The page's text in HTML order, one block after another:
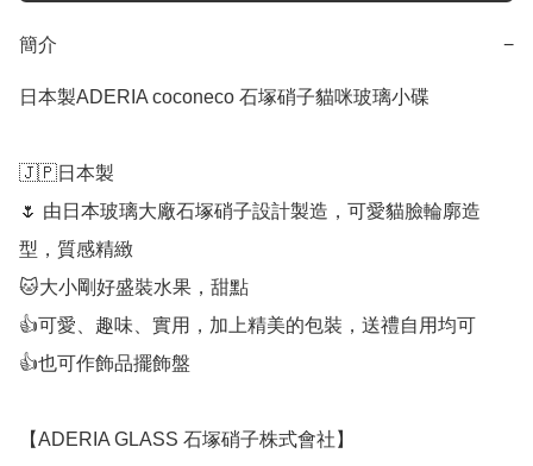
簡介 −
日本製ADERIA coconeco 石塚硝子貓咪玻璃小碟
🇯🇵日本製
🌷 由日本玻璃大廠石塚硝子設計製造，可愛貓臉輪廓造
型，質感精緻
🐱大小剛好盛裝水果，甜點
👍可愛、趣味、實用，加上精美的包裝，送禮自用均可
👍也可作飾品擺飾盤
【ADERIA GLASS 石塚硝子株式會社】